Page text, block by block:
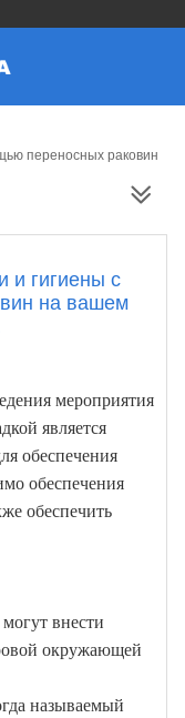
переносных раковин
и гигиены с
на вашем
мероприятия
является
обеспечения
обеспечения
обеспечить
внести
окружающей
называемый